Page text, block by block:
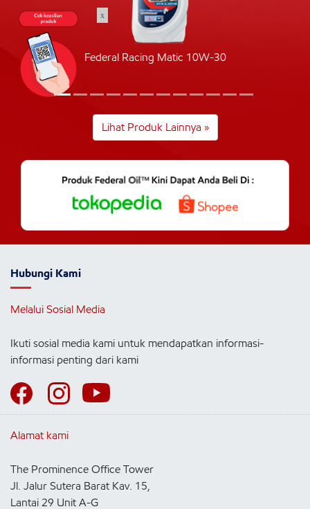
Federal Racing Matic 10W-30
Lihat Produk Lainnya »
Hubungi Kami
Melalui Sosial Media
Ikuti sosial media kami untuk mendapatkan informasi-
informasi penting dari kami
Alamat kami
The Prominence Office Tower
Jl. Jalur Sutera Barat Kav. 15,
Lantai 29 Unit A-G
x